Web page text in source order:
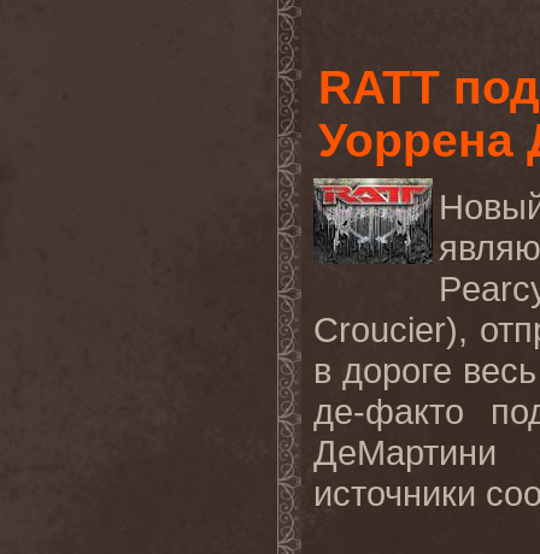
RATT
Уоррена
Croucier),
в дороге
де-факто
источники